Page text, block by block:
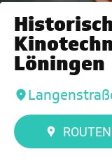
Löningen